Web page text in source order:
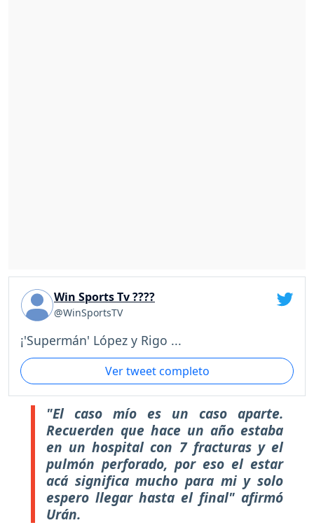
Win Sports Tv ????
@WinSportsTV
¡'Supermán' López y Rigo ...
Ver tweet completo
"El caso mío es un caso aparte.
Recuerden que hace un año estaba
en un hospital con 7 fracturas y el
pulmón perforado, por eso el estar
acá significa mucho para mi y solo
espero llegar hasta el final" afirmó
Urán.